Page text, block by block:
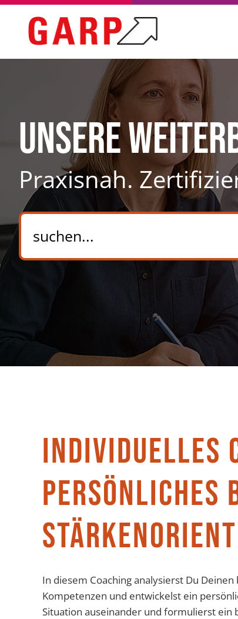
Unsere
Praxisnah.
INDIVIDUELLES
PERSÖNLICHES
In diesem Coaching analysierst Du
Kompetenzen und entwickelst ein
Situation auseinander und formulierst ein